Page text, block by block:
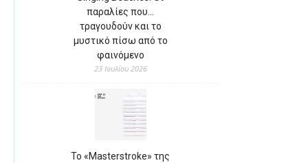
παραλίες που…
τραγουδούν και το
μυστικό πίσω από το
φαινόμενο
23 Ιουλίου 2026
Το «Masterstroke» της